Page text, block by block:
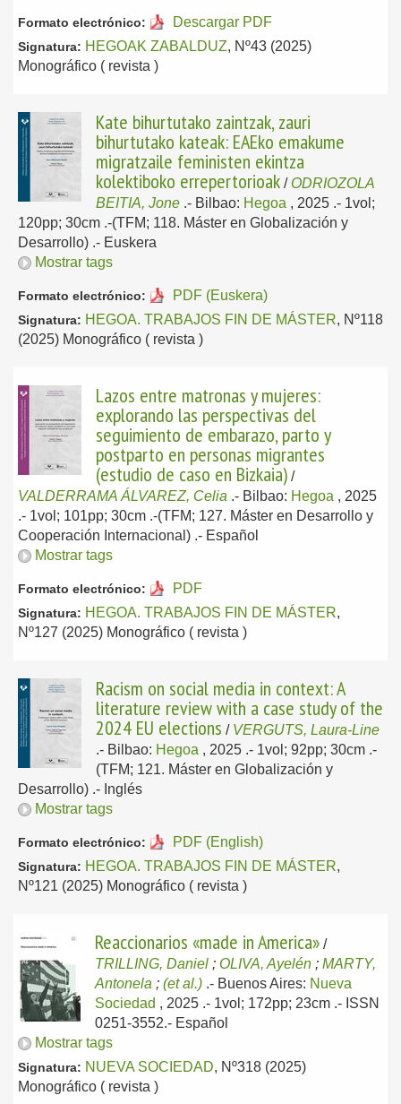
Formato electrónico: Descargar PDF
Signatura: HEGOAK ZABALDUZ, Nº43 (2025)
Monográfico ( revista )
Kate bihurtutako zaintzak, zauri
bihurtutako kateak: EAEko emakume
migratzaile feministen ekintza
kolektiboko errepertorioak / ODRIOZOLA
BEITIA, Jone .- Bilbao: Hegoa , 2025 .- 1vol;
120pp; 30cm .-(TFM; 118. Máster en Globalización y
Desarrollo) .- Euskera
Mostrar tags
Formato electrónico: PDF (Euskera)
Signatura: HEGOA. TRABAJOS FIN DE MÁSTER, Nº118
(2025) Monográfico ( revista )
Lazos entre matronas y mujeres:
explorando las perspectivas del
seguimiento de embarazo, parto y
postparto en personas migrantes
(estudio de caso en Bizkaia) /
VALDERRAMA ÁLVAREZ, Celia .- Bilbao: Hegoa , 2025
.- 1vol; 101pp; 30cm .-(TFM; 127. Máster en Desarrollo y
Cooperación Internacional) .- Español
Mostrar tags
Formato electrónico: PDF
Signatura: HEGOA. TRABAJOS FIN DE MÁSTER,
Nº127 (2025) Monográfico ( revista )
Racism on social media in context: A
literature review with a case study of the
2024 EU elections / VERGUTS, Laura-Line
.- Bilbao: Hegoa , 2025 .- 1vol; 92pp; 30cm .-
(TFM; 121. Máster en Globalización y
Desarrollo) .- Inglés
Mostrar tags
Formato electrónico: PDF (English)
Signatura: HEGOA. TRABAJOS FIN DE MÁSTER,
Nº121 (2025) Monográfico ( revista )
Reaccionarios «made in America» /
TRILLING, Daniel ; OLIVA, Ayelén ; MARTY,
Antonela ; (et al.) .- Buenos Aires: Nueva
Sociedad , 2025 .- 1vol; 172pp; 23cm .- ISSN
0251-3552.- Español
Mostrar tags
Signatura: NUEVA SOCIEDAD, Nº318 (2025)
Monográfico ( revista )